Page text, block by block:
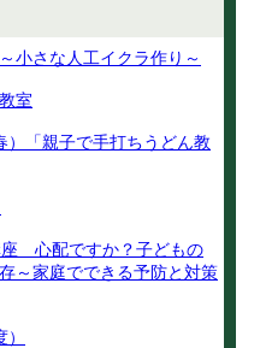
小さな人工イクラ作り～
室
「親子で手打ちうどん教
心配ですか？子どもの
～家庭でできる予防と対策